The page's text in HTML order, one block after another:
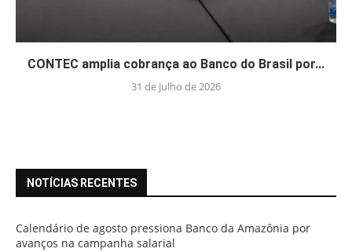
CONTEC amplia cobrança ao Banco do Brasil por...
31 de julho de 2026
NOTÍCIAS RECENTES
Calendário de agosto pressiona Banco da Amazônia por
avanços na campanha salarial